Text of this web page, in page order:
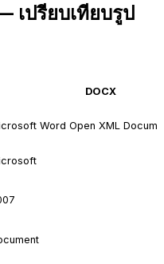
เปรียบเทียบรูป
DOCX
Word Open XML